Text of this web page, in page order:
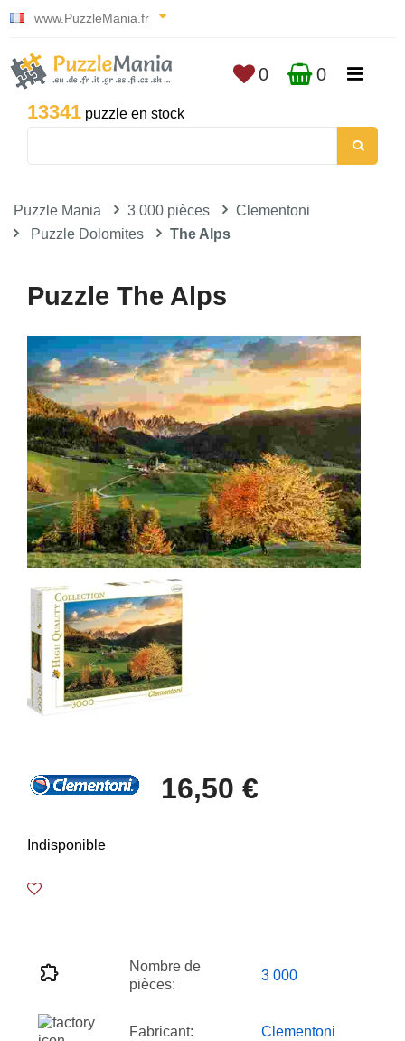
www.PuzzleMania.fr
13341 puzzle en stock
0 0
Puzzle Mania 3 000 pièces
Clementoni
Puzzle Dolomites
The Alps
Puzzle The Alps
16,50 €
Indisponible
Nombre de
pièces:
3 000
Fabricant: Clementoni